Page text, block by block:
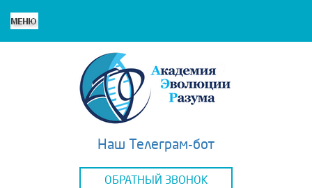
Наш Телеграм-бот
ОБРАТНЫЙ ЗВОНОК